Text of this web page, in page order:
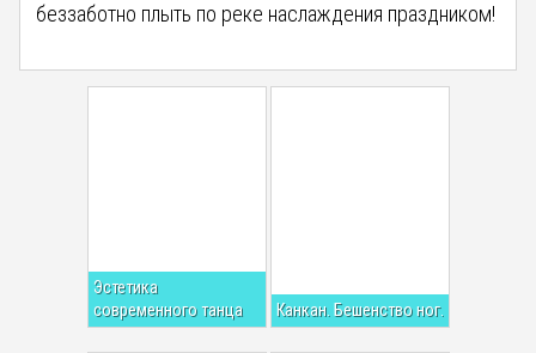
беззаботно плыть по реке наслаждения праздником!
Эстетика
современного танца
Канкан. Бешенство ног.